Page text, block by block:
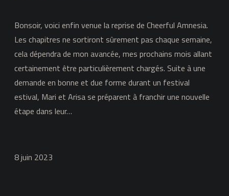
Bonsoir, voici enfin venue la reprise de Cheerful Amnesia.
Les chapitres ne sortiront sûrement pas chaque semaine,
cela dépendra de mon avancée, mes prochains mois allant
certainement être particulièrement chargés. Suite à une
demande en bonne et due forme durant un festival
estival, Mari et Arisa se préparent à franchir une nouvelle
étape dans leur…
8 juin 2023